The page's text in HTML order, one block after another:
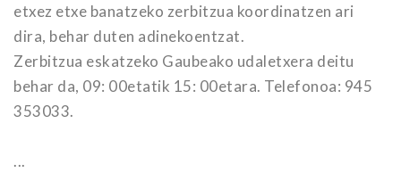
etxez etxe banatzeko zerbitzua koordinatzen ari
dira, behar duten adinekoentzat.
Zerbitzua eskatzeko Gaubeako udaletxera deitu
behar da, 09: 00etatik 15: 00etara. Telefonoa: 945
353033.
...